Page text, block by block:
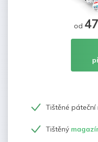
od
Tištěné páteční
Tištěný